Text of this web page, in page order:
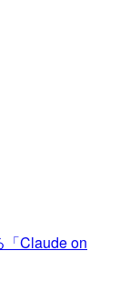
「Claude on